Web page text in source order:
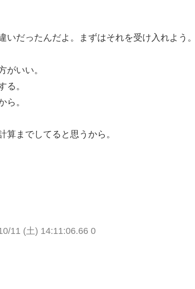
だったんだよ。まずはそれを受け入れよう。
がいい。
る。
ら。
算までしてると思うから。
11 (土) 14:11:06.66 0